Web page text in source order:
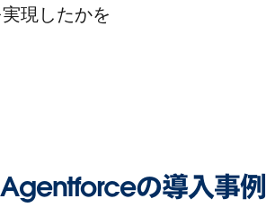
現したかを
Agentforceの導入事例